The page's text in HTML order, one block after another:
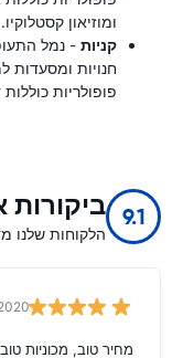
ומוזיאון קסטלוקיו.
קניות - נמל
חנויות ומסעדות
פופולריות
9.1 ביקורות
הלקוחות שלנו מדרגים
מחיר טוב, מכוניות